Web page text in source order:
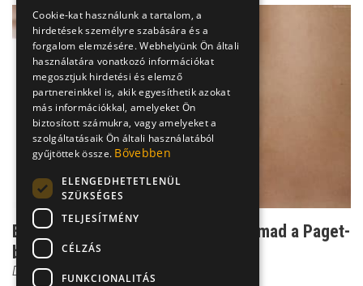
Ettől a kórtól görbül a csont: így támad a Paget-
betegség
Dr. Zolnay Péter
Cookie-kat használunk a tartalom, a
hirdetések személyre szabására és a
forgalom elemzésére. Webhelyünk Ön általi
használatára vonatkozó információkat
megosztjuk hirdetési és elemző
partnereinkkel is, akik egyesíthetik azokat
más információkkal, amelyeket Ön
biztosított számukra, vagy amelyeket a
szolgáltatásaik Ön általi használatából
gyűjtöttek össze. Bővebben
ELENGEDHETETLENÜL
SZÜKSÉGES
TELJESÍTMÉNY
CÉLZÁS
FUNKCIONALITÁS